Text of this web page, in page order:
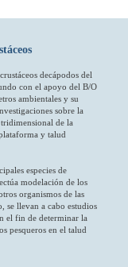
decápodos del
con el apoyo del B/O
ambientales y su
sobre la
de la
y talud
especies de
modelación de los
organismos de las
se llevan a cabo estudios
el fin de determinar la
pesqueros en el talud